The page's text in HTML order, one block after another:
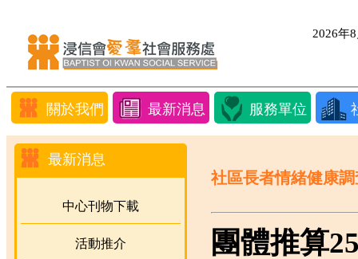
2026年
關於我們 最新消息 服務單位
最新消息
中心刊物下載
活動推介
社區長者情緒健康調
團體推算